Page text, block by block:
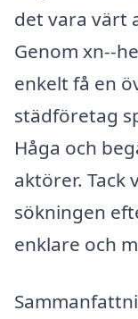
det vara värt
Genom xn--
enkelt få en
städföretag
Håga och
aktörer.
sökningen
enklare och